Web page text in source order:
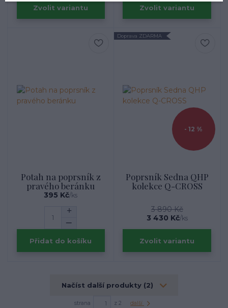
Zvolit variantu Zvolit variantu
Potah na poprsník z
pravého beránku
395 Kč/ks
Přidat do košíku
Doprava ZDARMA
- 12 %
Poprsník Sedna QHP
kolekce Q-CROSS
3 890 Kč
3 430 Kč/ks
Zvolit variantu
Načíst další produkty (2)
strana z 2 další